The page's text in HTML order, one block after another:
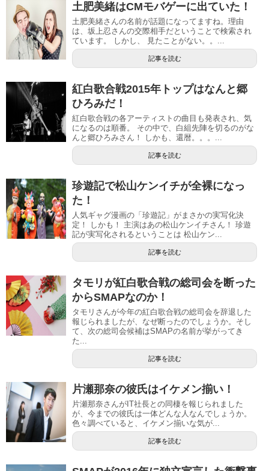
土肥美緒はCMモバゲーに出ていた！
土肥美緒さんの名前が話題になってますね。理由
は、坂上忍さんの交際相手だということで検索され
ています。 しかし、 見たことがない。。...
記事を読む
紅白歌合戦2015年トップはなんと郷
ひろみだ！
紅白歌合戦の各アーティストの曲目も発表され、気
になるのは順番。 その中で、白組先陣を切るのがな
んと郷ひろみさん！ しかも、還暦。。。...
記事を読む
珍遊記で松山ケンイチが全裸になっ
た！
人気ギャグ漫画の「珍遊記」がまさかの実写化決
定！ しかも！ 主演はあの松山ケンイチさん！ 珍遊
記が実写化されるということは 松山ケン...
記事を読む
タモリが紅白歌合戦の総司会を断った
からSMAPなのか！
タモリさんが今年の紅白歌合戦の総司会を辞退した
報じられましたが、なぜ断ったのでしょうか。そし
て、次の総司会候補はSMAPの名前が挙がってき
た...
記事を読む
片瀬那奈の彼氏はイケメン揃い！
片瀬那奈さんがIT社長との同棲を報じられました
が、今までの彼氏は一体どんな人なんでしょうか。
色々調べていると、イケメン揃いな気が...
記事を読む